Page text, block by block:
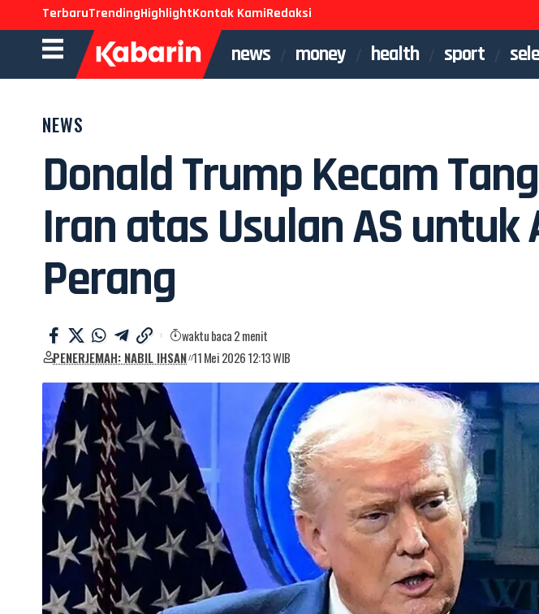
TerbaruTrendingHighlightKontak KamiRedaksi
news money health sport
NEWS
Donald Trump Kecam
Iran atas Usulan AS untuk
Perang
PENERJEMAH: NABIL IHSAN 11 Mei 2026 12:13 WIB
waktu baca 2 menit